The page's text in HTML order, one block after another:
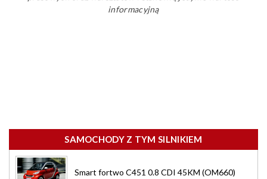
informacyjną
SAMOCHODY Z TYM SILNIKIEM
Smart fortwo C451 0.8 CDI 45KM (OM660)